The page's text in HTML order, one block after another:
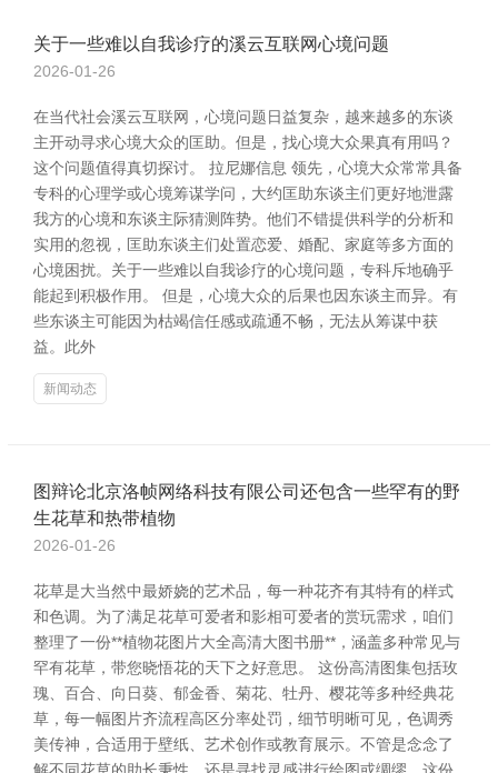
关于一些难以自我诊疗的溪云互联网心境问题
2026-01-26
在当代社会溪云互联网，心境问题日益复杂，越来越多的东谈
主开动寻求心境大众的匡助。但是，找心境大众果真有用吗？
这个问题值得真切探讨。 拉尼娜信息 领先，心境大众常常具备
专科的心理学或心境筹谋学问，大约匡助东谈主们更好地泄露
我方的心境和东谈主际猜测阵势。他们不错提供科学的分析和
实用的忽视，匡助东谈主们处置恋爱、婚配、家庭等多方面的
心境困扰。关于一些难以自我诊疗的心境问题，专科斥地确乎
能起到积极作用。 但是，心境大众的后果也因东谈主而异。有
些东谈主可能因为枯竭信任感或疏通不畅，无法从筹谋中获
益。此外
新闻动态
图辩论北京洛帧网络科技有限公司还包含一些罕有的野
生花草和热带植物
2026-01-26
花草是大当然中最娇娆的艺术品，每一种花齐有其特有的样式
和色调。为了满足花草可爱者和影相可爱者的赏玩需求，咱们
整理了一份**植物花图片大全高清大图书册**，涵盖多种常见与
罕有花草，带您晓悟花的天下之好意思。 这份高清图集包括玫
瑰、百合、向日葵、郁金香、菊花、牡丹、樱花等多种经典花
草，每一幅图片齐流程高区分率处罚，细节明晰可见，色调秀
美传神，合适用于壁纸、艺术创作或教育展示。不管是念念了